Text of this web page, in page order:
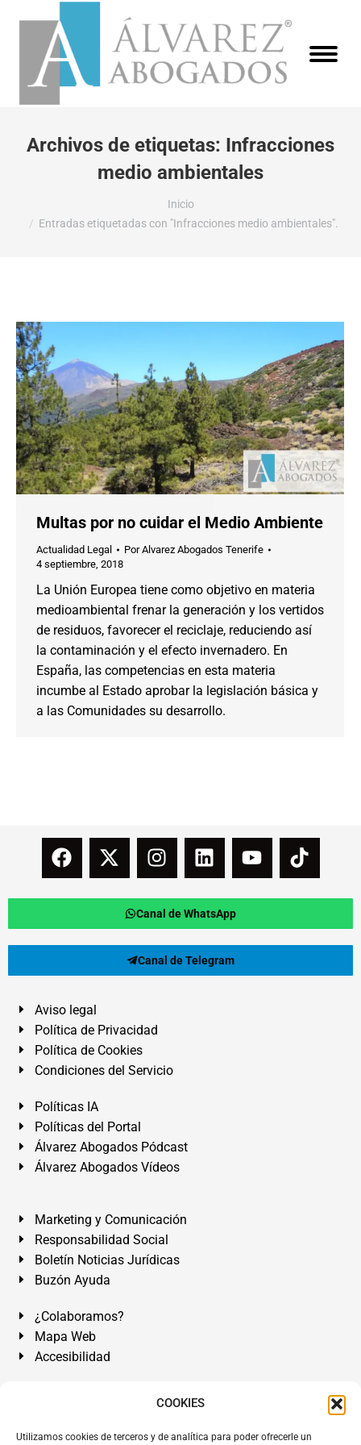
COOKIES
Utilizamos cookies de terceros y de analítica para poder ofrecerle un
Archivos de etiquetas: Infracciones
medio ambientales
Inicio
Entradas etiquetadas con "Infracciones medio ambientales".
Multas por no cuidar el Medio Ambiente
Actualidad Legal PorAlvarez Abogados Tenerife
4 septiembre, 2018
La Unión Europea tiene como objetivo en materia
medioambiental frenar la generación y los vertidos
de residuos, favorecer el reciclaje, reduciendo así
la contaminación y el efecto invernadero. En
España, las competencias en esta materia
incumbe al Estado aprobar la legislación básica y
a las Comunidades su desarrollo.
Canal de WhatsApp
Canal de Telegram
Aviso legal
Política de Privacidad
Política de Cookies
Condiciones del Servicio
Políticas IA
Políticas del Portal
Álvarez Abogados Pódcast
Álvarez Abogados Vídeos
Marketing y Comunicación
Responsabilidad Social
Boletín Noticias Jurídicas
Buzón Ayuda
¿Colaboramos?
Mapa Web
Accesibilidad
Álvarez Abogados Tenerife:Calle Teobaldo Power Nº 7,
de Tenerife. Islas Canarias.